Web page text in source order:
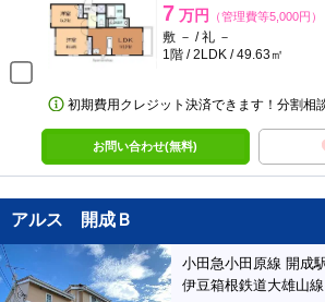
7 万円 （管理費等5,000円）
敷 － / 礼 －
1階 / 2LDK / 49.63㎡
初期費用クレジット決済できます！分割相
お問い合わせ(無料)
アルス 開成Ｂ
小田急小田原線 開成
伊豆箱根鉄道大雄山